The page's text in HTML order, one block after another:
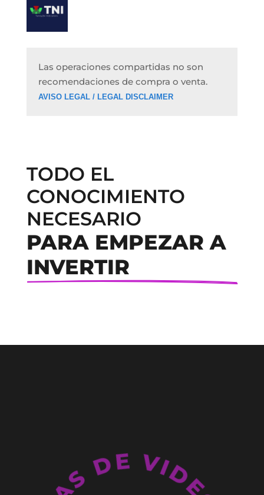
Las operaciones compartidas no son
recomendaciones de compra o venta.
AVISO LEGAL / LEGAL DISCLAIMER
TODO EL
CONOCIMIENTO
NECESARIO
PARA EMPEZAR A
INVERTIR